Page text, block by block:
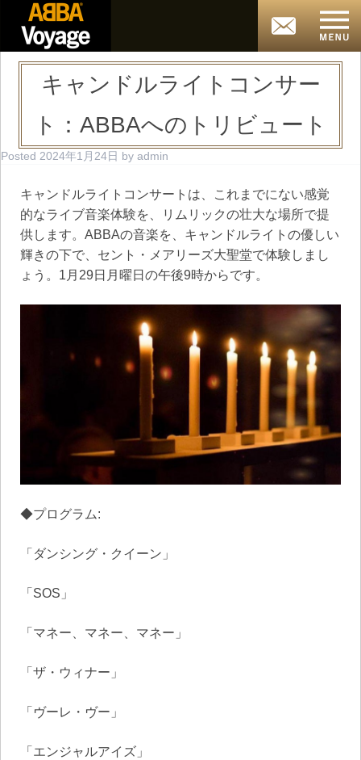
キャンドルライトコンサー
ト：ABBAへのトリビュート
Posted 2024年1月24日 by admin
キャンドルライトコンサートは、これまでにない感覚
的なライブ音楽体験を、リムリックの壮大な場所で提
供します。ABBAの音楽を、キャンドルライトの優しい
輝きの下で、セント・メアリーズ大聖堂で体験しまし
ょう。1月29日月曜日の午後9時からです。
◆プログラム:
「ダンシング・クイーン」
「SOS」
「マネー、マネー、マネー」
「ザ・ウィナー」
「ヴーレ・ヴー」
「エンジャルアイズ」